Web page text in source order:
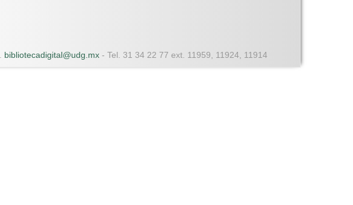
bibliotecadigital@udg.mx - Tel. 31 34 22 77 ext. 11959, 11924, 11914